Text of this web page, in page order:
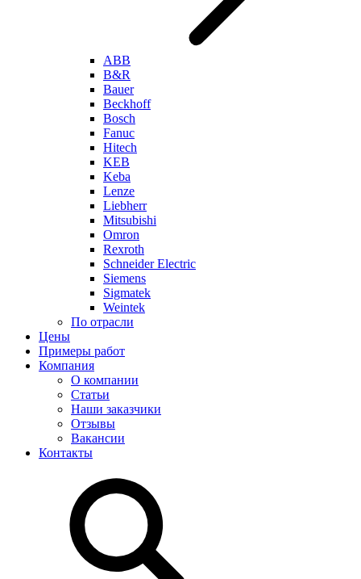
ABB
B&R
Bauer
Beckhoff
Bosch
Fanuc
Hitech
KEB
Keba
Lenze
Liebherr
Mitsubishi
Omron
Rexroth
Schneider Electric
Siemens
Sigmatek
Weintek
По отрасли
Цены
Примеры работ
Компания
О компании
Статьи
Наши заказчики
Отзывы
Вакансии
Контакты